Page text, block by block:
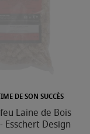
DE SON SUCCÈS
Laine de Bois
Esschert Design